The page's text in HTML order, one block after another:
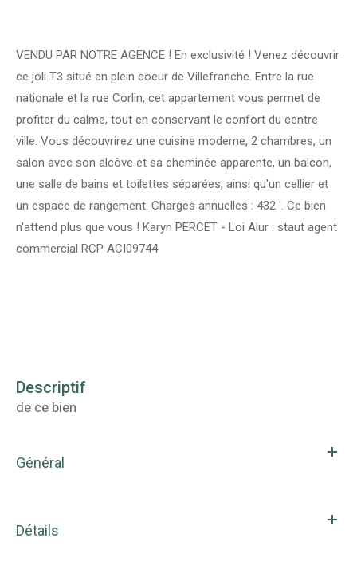
VENDU PAR NOTRE AGENCE ! En exclusivité ! Venez découvrir
ce joli T3 situé en plein coeur de Villefranche. Entre la rue
nationale et la rue Corlin, cet appartement vous permet de
profiter du calme, tout en conservant le confort du centre
ville. Vous découvrirez une cuisine moderne, 2 chambres, un
salon avec son alcôve et sa cheminée apparente, un balcon,
une salle de bains et toilettes séparées, ainsi qu'un cellier et
un espace de rangement. Charges annuelles : 432 '. Ce bien
n'attend plus que vous ! Karyn PERCET - Loi Alur : staut agent
commercial RCP ACI09744
descriptif
de ce bien
Général
Détails